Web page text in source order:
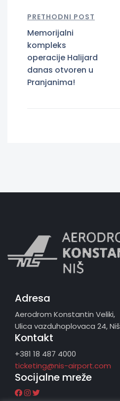
PRETHODNI POST
Memorijalni
kompleks
operacije Halijard
danas otvoren u
Pranjanima!
Adresa
Aerodrom Konstantin Veliki,
Ulica vazduhoplovaca 24, Niš
Kontakt
+381 18 487 4000
ticketing@nis-airport.com
Socijalne mreže